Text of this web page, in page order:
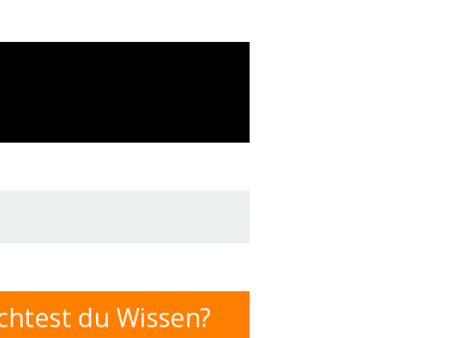
du Wissen?